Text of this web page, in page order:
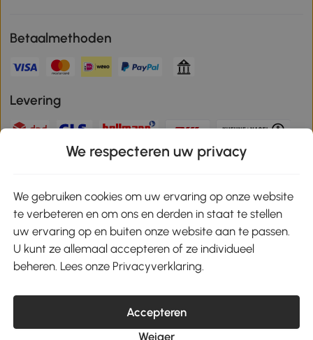
Betaalmethoden
Levering
Download de app en ontvang 10% korting!
Google Play
klantenservice@aosom.nl
We respecteren uw privacy
We gebruiken cookies om uw ervaring op onze website
te verbeteren en om ons en derden in staat te stellen
uw ervaring op en buiten onze website aan te passen.
U kunt ze allemaal accepteren of ze individueel
beheren. Lees onze Privacyverklaring.
Accepteren
Weiger